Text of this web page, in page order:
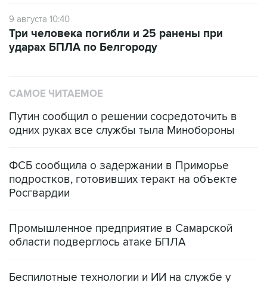
ударах БПЛА по Белгороду
Путин сообщил о решении сосредоточить в
ФСБ сообщила о задержании в Приморье
Росгвардии
Промышленное предприятие в Самарской
Беспилотные технологии и ИИ на службе у